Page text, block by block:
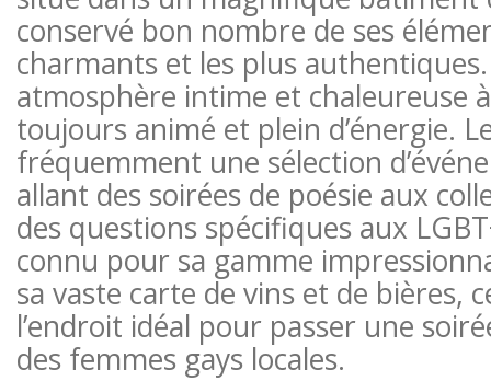
conservé bon nombre de ses
charmants et les plus
atmosphère intime et chaleureuse
toujours animé et plein d’énergie.
fréquemment une sélection
allant des soirées de poésie aux
des questions spécifiques aux
connu pour sa gamme
sa vaste carte de vins et de bières,
l’endroit idéal pour passer une
des femmes gays locales.